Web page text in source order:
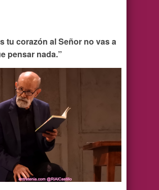
tu corazón al Señor no vas a
pensar nada.”